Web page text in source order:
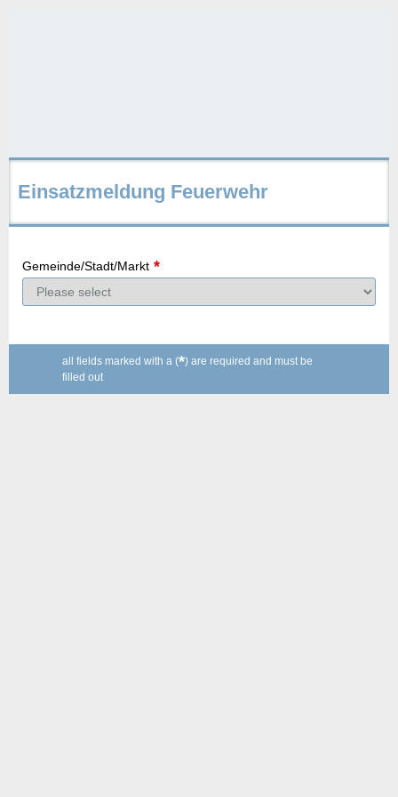
Einsatzmeldung Feuerwehr
Gemeinde/Stadt/Markt *
all fields marked with a (*) are required and must be
filled out